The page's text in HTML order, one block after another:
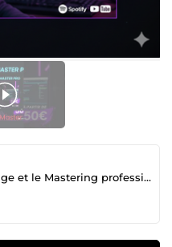
Je vais réaliser le Mixage et le Mastering professionnel de votre titre pour 50€